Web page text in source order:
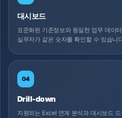
대시보드
표준화된 기준정보와 동일한 업무 데이
실무자가 같은 숫자를 확인할 수 있습니
04
Drill-down
지원되는 Excel 연계 분석과 대시보드